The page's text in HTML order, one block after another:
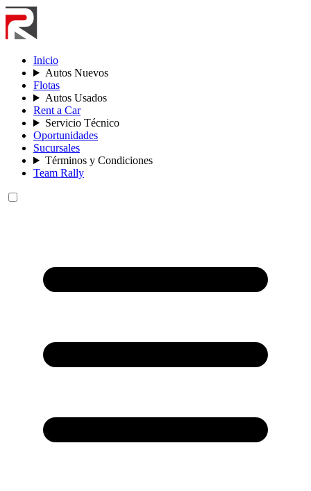
Inicio
Autos Nuevos
Flotas
Autos Usados
Rent a Car
Servicio Técnico
Oportunidades
Sucursales
Términos y Condiciones
Team Rally